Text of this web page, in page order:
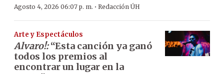
Agosto 4, 2026 06:07 p. m. · Redacción ÚH
Arte y Espectáculos
Alvaro!:“Esta canción ya ganó
todos los premios al
encontrar un lugar en la